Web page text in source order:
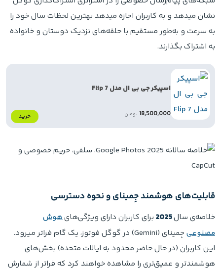
نشان میدهد و به کاربران اجازه میدهد بهترین لحظات سال خود را
به سرعت و به‌طور مستقیم با حلقه‌های نزدیک دوستان و خانواده
به اشتراک بگذارند.
اسپیکر جی بی ال مدل Flip 7
18,500,000 تومان خرید
قابلیت‌های هوشمند جِمینای و نحوه دسترسی
خلاصه‌ی سال2025 برای کاربران دارای ویژگی‌هایهوش
مصنوعی
جِمینای (Gemini) در گوگل فوتوز، یک گام فراتر میرود.
این کاربران (در حال حاضر محدود به ایالات متحده) بخش‌های
هوشمندتر و عمیق‌تری را مشاهده خواهند کرد که فراتر از شمارش